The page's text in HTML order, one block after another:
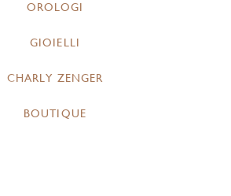
OROLOGI
GIOIELLI
CHARLY ZENGER
BOUTIQUE